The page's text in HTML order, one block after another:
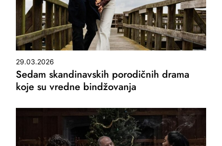
29.03.2026
Sedam skandinavskih porodičnih drama
koje su vredne bindžovanja